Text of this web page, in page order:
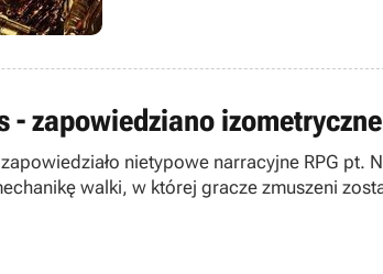
- zapowiedziano
nietypowe narracyjne RPG
walki, w której gracze zmuszeni